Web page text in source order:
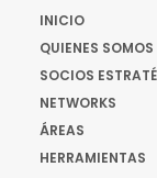
INICIO
QUIENES SOMOS
SOCIOS
NETWORKS
ÁREAS
HERRAMIENTAS